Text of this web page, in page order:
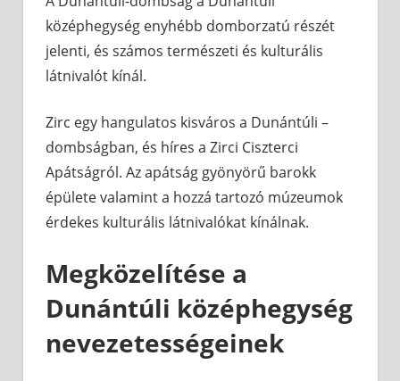
középhegység enyhébb domborzatú részét
jelenti, és számos természeti és kulturális
látnivalót kínál.
Zirc egy hangulatos kisváros a Dunántúli –
dombságban, és híres a Zirci Ciszterci
Apátságról. Az apátság gyönyörű barokk
épülete valamint a hozzá tartozó múzeumok
érdekes kulturális látnivalókat kínálnak.
Megközelítése a
Dunántúli középhegység
nevezetességeinek